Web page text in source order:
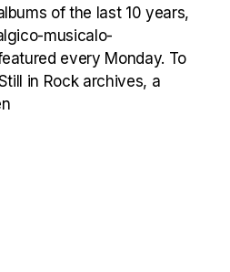
of the last 10 years,
musicalo-
every Monday. To
in Rock archives, a